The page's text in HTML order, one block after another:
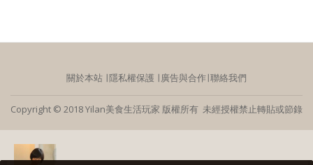
關於本站 ∣隱私權保護 ∣ 廣告與合作∣聯絡我們
Copyright © 2018 Yilan美食生活玩家 版權所有 未經授權禁止轉貼或節錄